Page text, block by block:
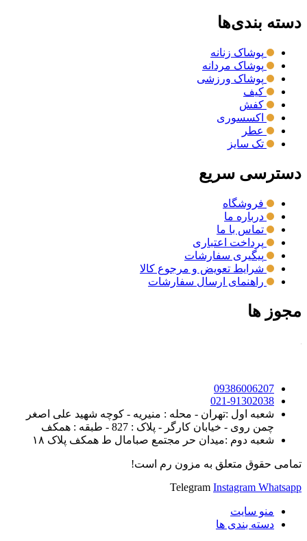
دسته بندی‌ها
پوشاک زنانه
پوشاک مردانه
پوشاک ورزشی
کیف
کفش
اکسسوری
عطر
تک سایز
دسترسی سریع
فروشگاه
درباره ما
تماس با ما
پرداخت اعتباری
پیگیری سفارشات
شرایط تعویض و مرجوع کالا
راهنمای ارسال سفارشات
مجوز ها
09386006207
021-91302038
شعبه اول :تهران - محله : منیریه - کوچه شهید علی اصغر
چمن روی - خیابان کارگر - پلاک : 827 - طبقه : همکف
شعبه دوم :میدان حر مجتمع صبامال ط همکف پلاک ۱۸
تمامی حقوق متعلق به مزون رم است!
Telegram Instagram Whatsapp
منو سایت
دسته بندی ها